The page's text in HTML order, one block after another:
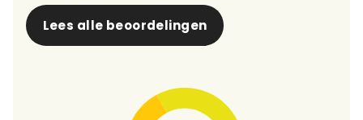
Lees alle beoordelingen